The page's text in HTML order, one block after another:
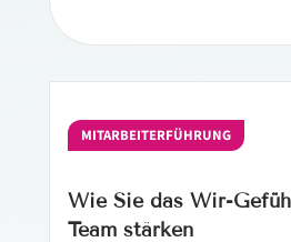
MITARBEITERFÜHRUNG
Wie Sie das Wir-
Team stärken